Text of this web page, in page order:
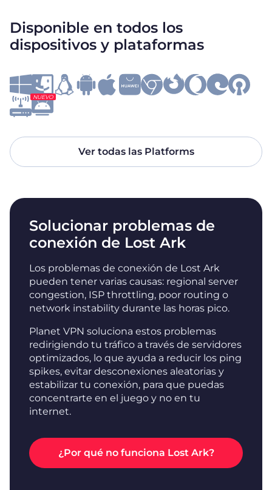
Disponible en todos los
dispositivos y plataformas
NUEVO
Ver todas las Platforms
Solucionar problemas de
conexión de Lost Ark
Los problemas de conexión de Lost Ark
pueden tener varias causas: regional server
congestion, ISP throttling, poor routing o
network instability durante las horas pico.
Planet VPN soluciona estos problemas
redirigiendo tu tráfico a través de servidores
optimizados, lo que ayuda a reducir los ping
spikes, evitar desconexiones aleatorias y
estabilizar tu conexión, para que puedas
concentrarte en el juego y no en tu
internet.
¿Por qué no funciona Lost Ark?